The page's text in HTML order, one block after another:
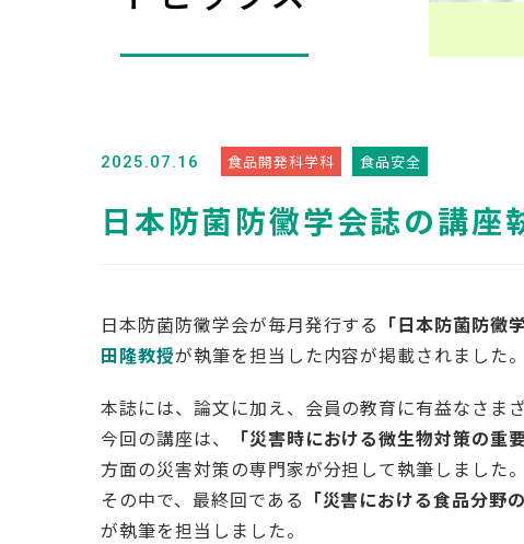
2025.07.16 食品開発科学科 食品安全
日本防菌防黴学会誌の講座
日本防菌防黴学会が毎月発行する 「日本防菌防黴
田隆教授が執筆を担当した内容が掲載されました。
本誌には、論文に加え、会員の教育に有益なさま
今回の講座は、
「災害時における微生物対策の重
方面の災害対策の専門家が分担して執筆しました。
その中で、最終回である 「災害における食品分野
が執筆を担当しました。